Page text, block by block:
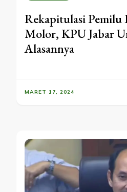
Rekapitulasi Pemilu
Molor, KPU Jabar
Alasannya
MARET 17, 2024